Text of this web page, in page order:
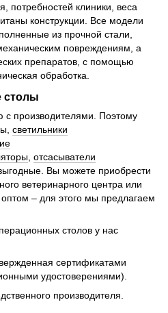
потребностей клиники, веса
конструкции. Все модели
из прочной стали,
повреждениям, а
препаратов, с помощью
обработка.
столы
производителями. Поэтому
светильники
отсасыватели
Вы можете приобрести
ветеринарного центра или
оптом – для этого мы предлагаем
столов у нас
сертификатами
удостоверениями).
производителя.